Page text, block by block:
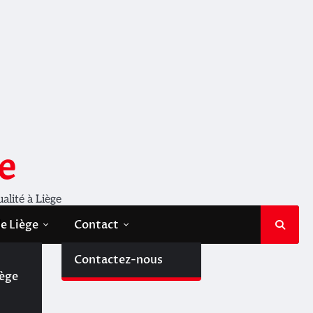
à Liège
Liège Contact
Contactez-nous